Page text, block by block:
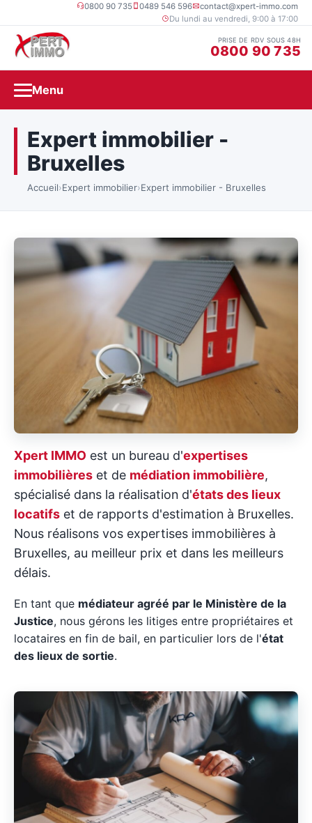
0800 90 735 0489 546 596
contact@xpert-immo.com
Du lundi au vendredi, 9:00 à 17:00
PRISE DE RDV SOUS 48H
0800 90 735
Menu
Expert immobilier -
Bruxelles
Accueil›Expert immobilier›Expert immobilier - Bruxelles
Xpert IMMO est un bureau d'expertises
immobilières et de médiation immobilière,
spécialisé dans la réalisation d'états des lieux
locatifs et de rapports d'estimation à Bruxelles.
Nous réalisons vos expertises immobilières à
Bruxelles, au meilleur prix et dans les meilleurs
délais.
En tant que médiateur agréé par le Ministère de la
Justice, nous gérons les litiges entre propriétaires et
locataires en fin de bail, en particulier lors de l'état
des lieux de sortie.